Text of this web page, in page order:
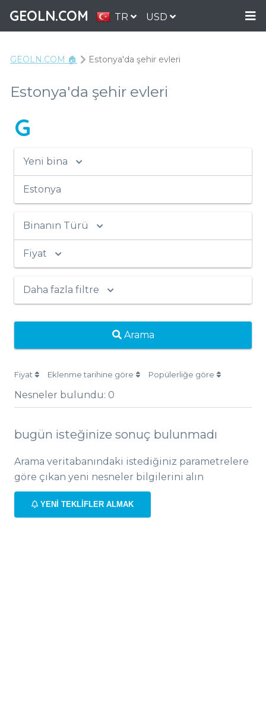
GEOLN.COM TR USD
GEOLN.COM 🏠 Estonya'da şehir evleri
Estonya'da şehir evleri
G
Yeni bina
Estonya
Binanın Türü
Fiyat
Daha fazla filtre
Arama
Fiyat Eklenme tarihine göre Popülerliğe göre
Nesneler bulundu: 0
bugün isteğinize sonuç bulunmadı
Arama veritabanındaki istediğiniz parametrelere
göre çıkan yeni nesneler bilgilerini alın
YENI TEKLIFLER ALMAK